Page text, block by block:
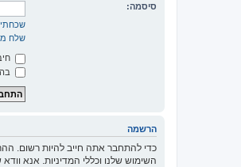
סיסמה:
שלח
הרשמה
כדי להתחבר אתה חייב להיות רשום.
השימוש שלנו וכללי המדיניות. אנא